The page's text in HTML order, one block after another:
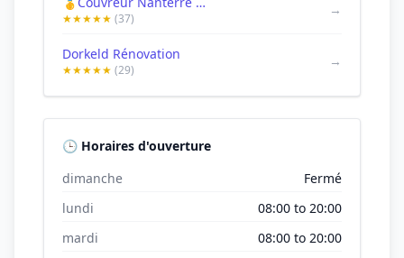
★★★★★ (37)
→
Dorkeld Rénovation
★★★★★ (29)
→
🕒 Horaires d'ouverture
dimanche
Fermé
lundi
08:00 to 20:00
mardi
08:00 to 20:00